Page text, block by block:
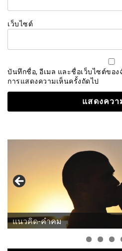
เว็บไซต์
บันทึกชื่อ, อีเมล และชื่อเว็บไซต์ขอ
การแสดงความเห็นครั้งถัดไป
แนวคิด-คำคม